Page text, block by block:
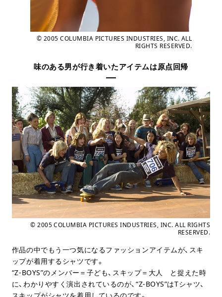
© 2005 COLUMBIA PICTURES INDUSTRIES, INC. ALL
RIGHTS RESERVED.
味のある男が行き着いたアイテムは原点回帰
© 2005 COLUMBIA PICTURES INDUSTRIES, INC. ALL RIGHTS
RESERVED.
作品の中でもう一つ気になるファッションアイテムが、スキ
ップが着用するシャツです。
“Z-BOYS”のメンバー＝子ども、スキップ＝大人 と捉えた時
に、わかりやすく演出されているのが、“Z-BOYS”はTシャツ、